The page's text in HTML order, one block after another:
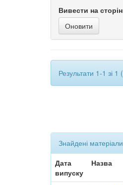
Вивести на
Результати 1-1 зі
Знайдені
Дата
випуску
Назва